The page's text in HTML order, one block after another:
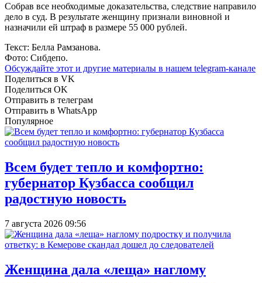
Собрав все необходимые доказательства, следствие направило
дело в суд. В результате женщину признали виновной и
назначили ей штраф в размере 55 000 рублей.
Текст: Белла Рамзанова.
Фото: Сибдепо.
Обсуждайте этот и другие материалы в нашем telegram-канале
Поделиться в VK
Поделиться OK
Отправить в телеграм
Отправить в WhatsApp
Популярное
Всем будет тепло и комфортно:
губернатор Кузбасса сообщил
радостную новость
7 августа 2026 09:56
Женщина дала «леща» наглому